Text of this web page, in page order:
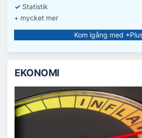
✓ Statistik
+ mycket mer
Kom igång med
EKONOMI